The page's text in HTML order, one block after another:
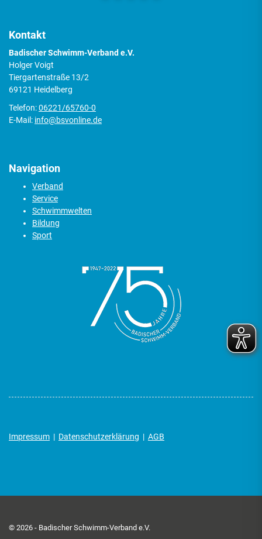
Kontakt
Badischer Schwimm-Verband e.V.
Holger Voigt
Tiergartenstraße 13/2
69121 Heidelberg
Telefon:06221/65760-0
E-Mail: info@bsvonline.de
Navigation
Verband
Service
Schwimmwelten
Bildung
Sport
Impressum | Datenschutzerklärung | AGB
© 2026 - Badischer Schwimm-Verband e.V.